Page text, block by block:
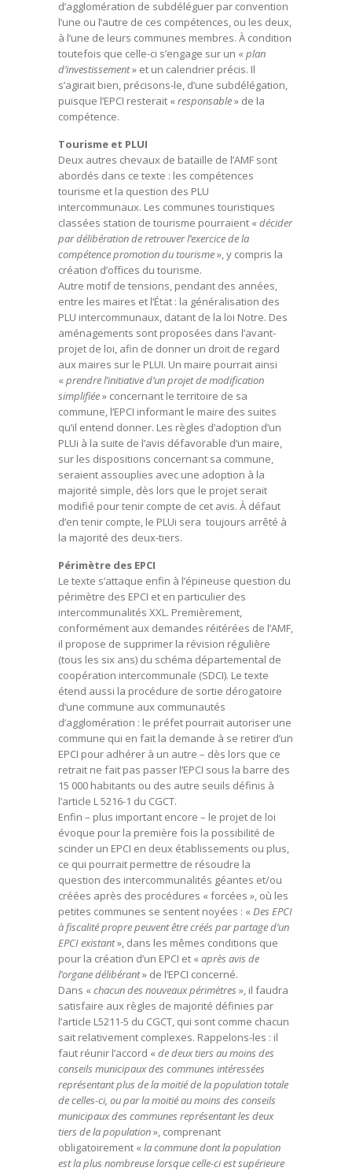
d’agglomération de subdéléguer par convention
l’une ou l’autre de ces compétences, ou les deux,
à l’une de leurs communes membres. À condition
toutefois que celle-ci s’engage sur un « plan
d’investissement» et un calendrier précis. Il
s’agirait bien, précisons-le, d’une subdélégation,
puisque l’EPCI resterait « responsable» de la
compétence.
Tourisme et PLUI
Deux autres chevaux de bataille de l’AMF sont
abordés dans ce texte : les compétences
tourisme et la question des PLU
intercommunaux. Les communes touristiques
classées station de tourisme pourraient « décider
par délibération de retrouver l’exercice de la
compétence promotion du tourisme», y compris la
création d’offices du tourisme.
Autre motif de tensions, pendant des années,
entre les maires et l’État : la généralisation des
PLU intercommunaux, datant de la loi Notre. Des
aménagements sont proposées dans l’avant-
projet de loi, afin de donner un droit de regard
aux maires sur le PLUI. Un maire pourrait ainsi
« prendre l’initiative d’un projet de modification
simplifiée» concernant le territoire de sa
commune, l’EPCI informant le maire des suites
qu’il entend donner. Les règles d’adoption d’un
PLUi à la suite de l’avis défavorable d’un maire,
sur les dispositions concernant sa commune,
seraient assouplies avec une adoption à la
majorité simple, dès lors que le projet serait
modifié pour tenir compte de cet avis. À défaut
d’en tenir compte, le PLUi sera toujours arrêté à
la majorité des deux-tiers.
Périmètre des EPCI
Le texte s’attaque enfin à l’épineuse question du
périmètre des EPCI et en particulier des
intercommunalités XXL. Premièrement,
conformément aux demandes réitérées de l’AMF,
il propose de supprimer la révision régulière
(tous les six ans) du schéma départemental de
coopération intercommunale (SDCI). Le texte
étend aussi la procédure de sortie dérogatoire
d’une commune aux communautés
d’agglomération : le préfet pourrait autoriser une
commune qui en fait la demande à se retirer d’un
EPCI pour adhérer à un autre – dès lors que ce
retrait ne fait pas passer l’EPCI sous la barre des
15 000 habitants ou des autre seuils définis à
l’article L 5216-1 du CGCT.
Enfin – plus important encore – le projet de loi
évoque pour la première fois la possibilité de
scinder un EPCI en deux établissements ou plus,
ce qui pourrait permettre de résoudre la
question des intercommunalités géantes et/ou
créées après des procédures « forcées », où les
petites communes se sentent noyées : « Des EPCI
à fiscalité propre peuvent être créés par partage d’un
EPCI existant», dans les mêmes conditions que
pour la création d’un EPCI et « après avis de
l’organe délibérant» de l’EPCI concerné.
Dans « chacun des nouveaux périmètres », il faudra
satisfaire aux règles de majorité définies par
l’article L5211-5 du CGCT, qui sont comme chacun
sait relativement complexes. Rappelons-les : il
faut réunir l’accord « de deux tiers au moins des
conseils municipaux des communes intéressées
représentant plus de la moitié de la population totale
de celles-ci, ou par la moitié au moins des conseils
municipaux des communes représentant les deux
tiers de la population», comprenant
obligatoirement « la commune dont la population
est la plus nombreuse lorsque celle-ci est supérieure